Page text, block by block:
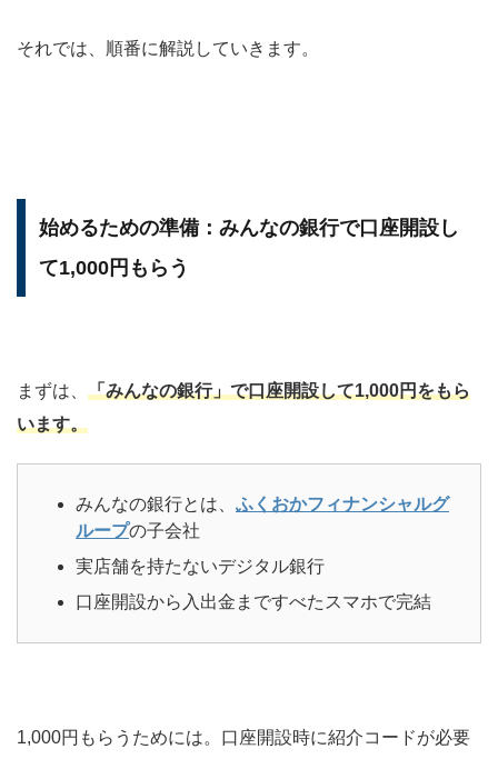
それでは、順番に解説していきます。
始めるための準備：みんなの銀行で口座開設し
て1,000円もらう
まずは、 「みんなの銀行」で口座開設して1,000円をもら
います。
みんなの銀行とは、 ふくおかフィナンシャルグ
ループの子会社
実店舗を持たないデジタル銀行
口座開設から入出金まですべたスマホで完結
1,000円もらうためには。口座開設時に紹介コードが必要